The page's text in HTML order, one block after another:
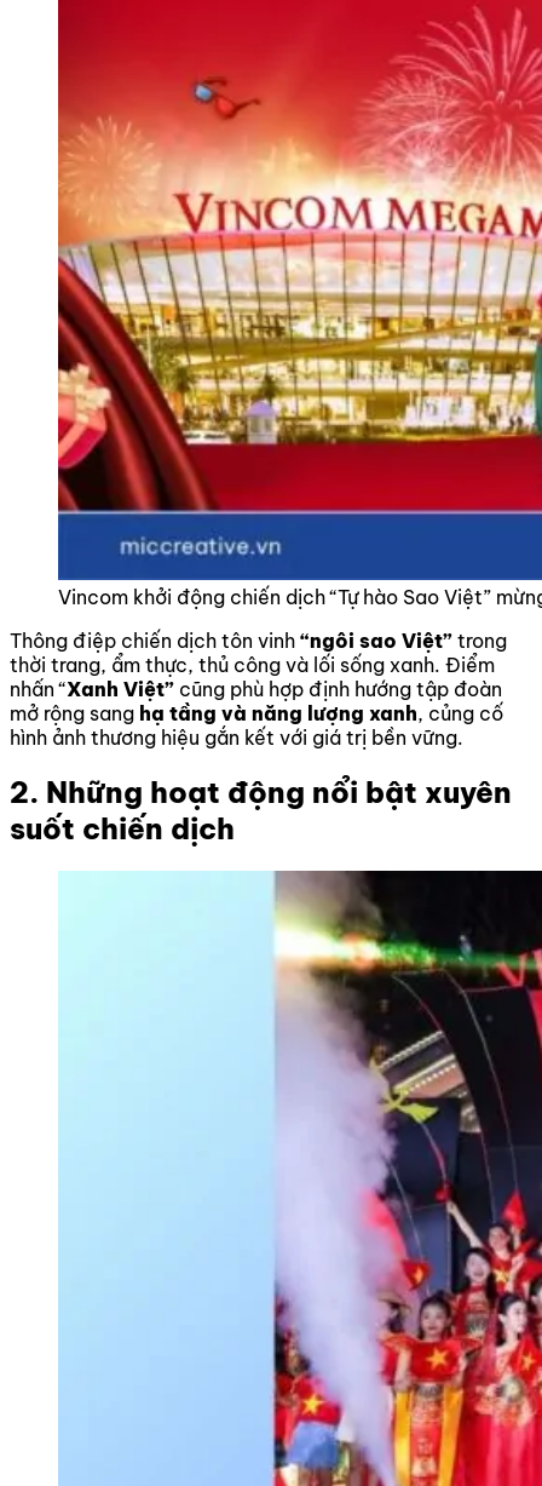
Vincom khởi động chiến dịch “Tự hào Sao Việt”
Thông điệp chiến dịch tôn vinh “ngôi sao Việt” trong
thời trang, ẩm thực, thủ công và lối sống xanh. Điểm
nhấn “Xanh Việt” cũng phù hợp định hướng tập đoàn
mở rộng sang hạ tầng và năng lượng xanh, củng cố
hình ảnh thương hiệu gắn kết với giá trị bền vững.
2. Những hoạt động nổi bật xuyên
suốt chiến dịch